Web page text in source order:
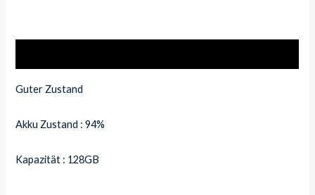
Guter Zustand
Akku Zustand : 94%
Kapazität : 128GB